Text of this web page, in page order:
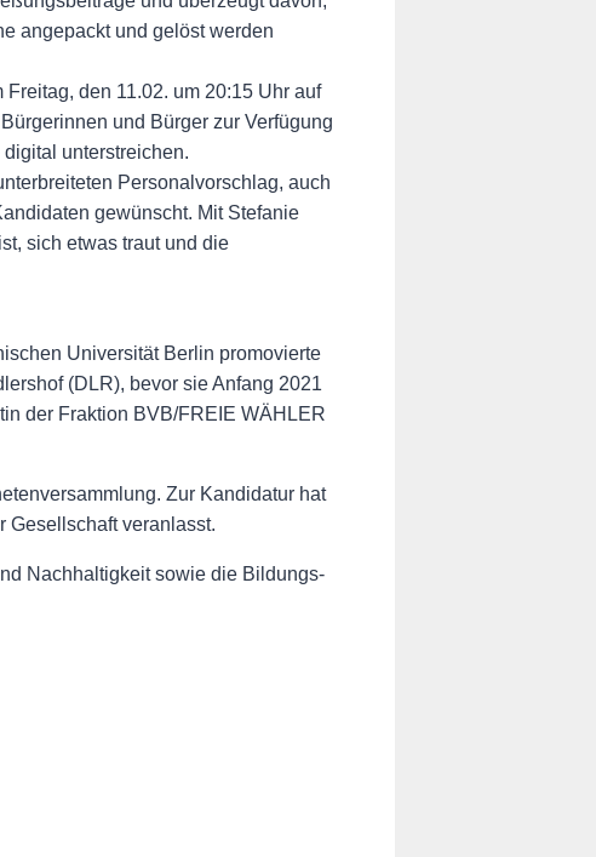
angepackt und gelöst werden
den 11.02. um 20:15 Uhr auf
und Bürger zur Verfügung
unterstreichen.
Personalvorschlag, auch
gewünscht. Mit Stefanie
sich etwas traut und die
Universität Berlin promovierte
(DLR), bevor sie Anfang 2021
der Fraktion BVB/FREIE WÄHLER
Zur Kandidatur hat
Gesellschaft veranlasst.
Nachhaltigkeit sowie die Bildungs-